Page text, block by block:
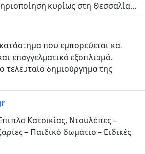
κυρίως στη Θεσσαλία...
που εμπορεύεται και
επαγγελματικό εξοπλισμό.
τελευταίο δημιούργημα της
Κατοικίας, Ντουλάπες –
– Παιδικό δωμάτιο – Ειδικές